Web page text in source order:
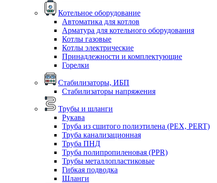
Котельное оборудование
Автоматика для котлов
Арматура для котельного оборудования
Котлы газовые
Котлы электрические
Принадлежности и комплектующие
Горелки
Стабилизаторы, ИБП
Стабилизаторы напряжения
Трубы и шланги
Рукава
Труба из сшитого полиэтилена (PEX, PERT)
Труба канализационная
Труба ПНД
Труба полипропиленовая (PPR)
Трубы металлопластиковые
Гибкая подводка
Шланги